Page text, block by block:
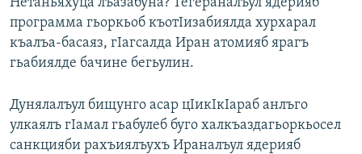
программа гьоркьоб къотIизабиялда хурхарал
къалъа-басаяз, гIагсалда Иран атомияб ярагъ
гьабиялде бачине бегьулин.
Дунялалъул бищунго асар цIикIкIараб анлъго
улкаялъ гIамал гьабулеб буго халкъаздагьоркьосел
санкцияби рахъиялъухъ Ираналъул ядерияб